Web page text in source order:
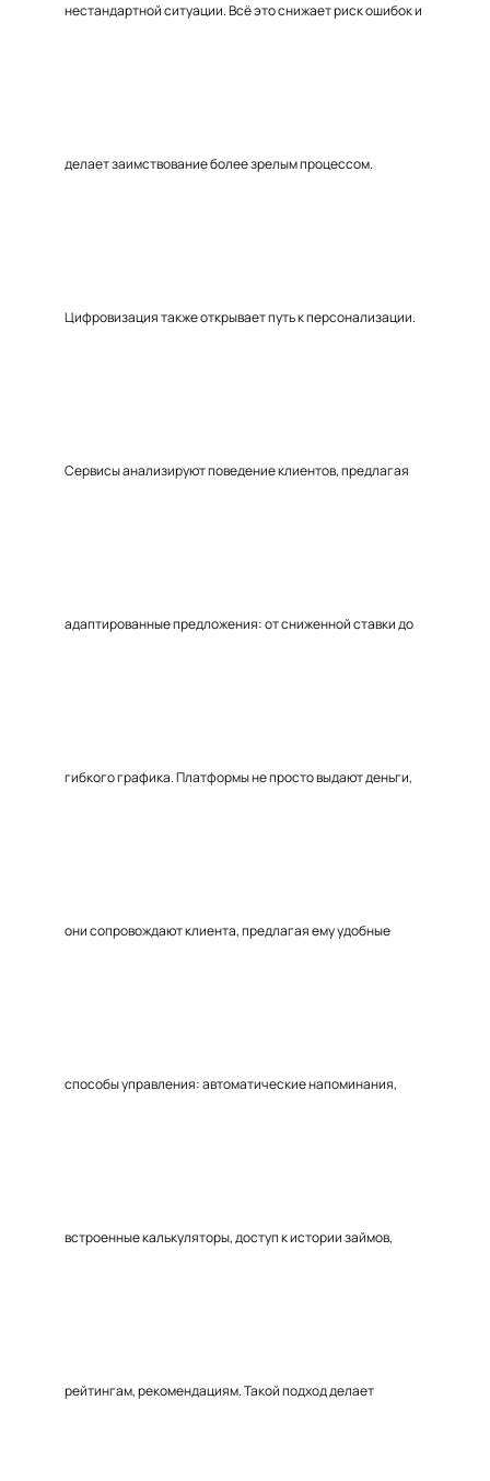
нестандартной ситуации. Всё это снижает риск ошибок и
делает заимствование более зрелым процессом.
Цифровизация также открывает путь к персонализации.
Сервисы анализируют поведение клиентов, предлагая
адаптированные предложения: от сниженной ставки до
гибкого графика. Платформы не просто выдают деньги,
они сопровождают клиента, предлагая ему удобные
способы управления: автоматические напоминания,
встроенные калькуляторы, доступ к истории займов,
рейтингам, рекомендациям. Такой подход делает